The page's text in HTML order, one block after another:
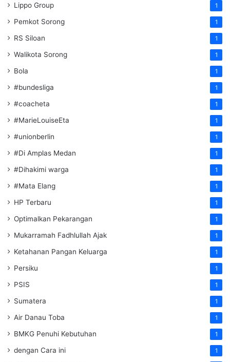
Lippo Group 1
Pemkot Sorong 1
RS Siloan 1
Walikota Sorong 1
Bola 1
#bundesliga 1
#coacheta 1
#MarieLouiseEta 1
#unionberlin 1
#Di Amplas Medan 1
#Dihakimi warga 1
#Mata Elang 1
HP Terbaru 1
Optimalkan Pekarangan 1
Mukarramah Fadhlullah Ajak 1
Ketahanan Pangan Keluarga 1
Persiku 1
PSIS 1
Sumatera 1
Air Danau Toba 1
BMKG Penuhi Kebutuhan 1
dengan Cara ini 1